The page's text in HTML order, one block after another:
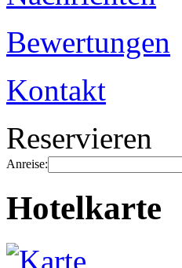
Bewertungen
Kontakt
Reservieren
Anreise:
Hotelkarte